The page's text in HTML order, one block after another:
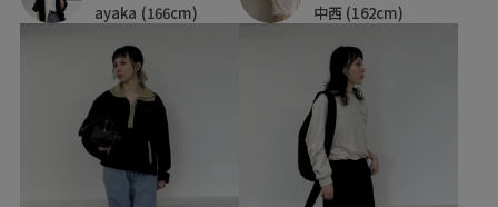
ayaka (166cm)
中西 (162cm)